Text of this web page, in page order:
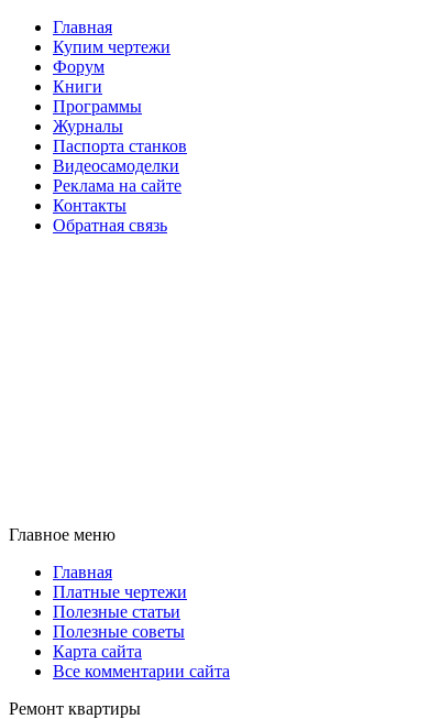
Главная
Купим чертежи
Форум
Книги
Программы
Журналы
Паспорта станков
Видеосамоделки
Реклама на сайте
Контакты
Обратная связь
Главное меню
Главная
Платные чертежи
Полезные статьи
Полезные советы
Карта сайта
Все комментарии сайта
Ремонт квартиры